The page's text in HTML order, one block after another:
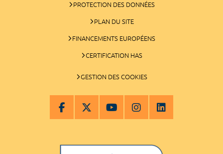
PROTECTION DES DONNÉES
PLAN DU SITE
FINANCEMENTS EUROPÉENS
CERTIFICATION HAS
GESTION DES COOKIES